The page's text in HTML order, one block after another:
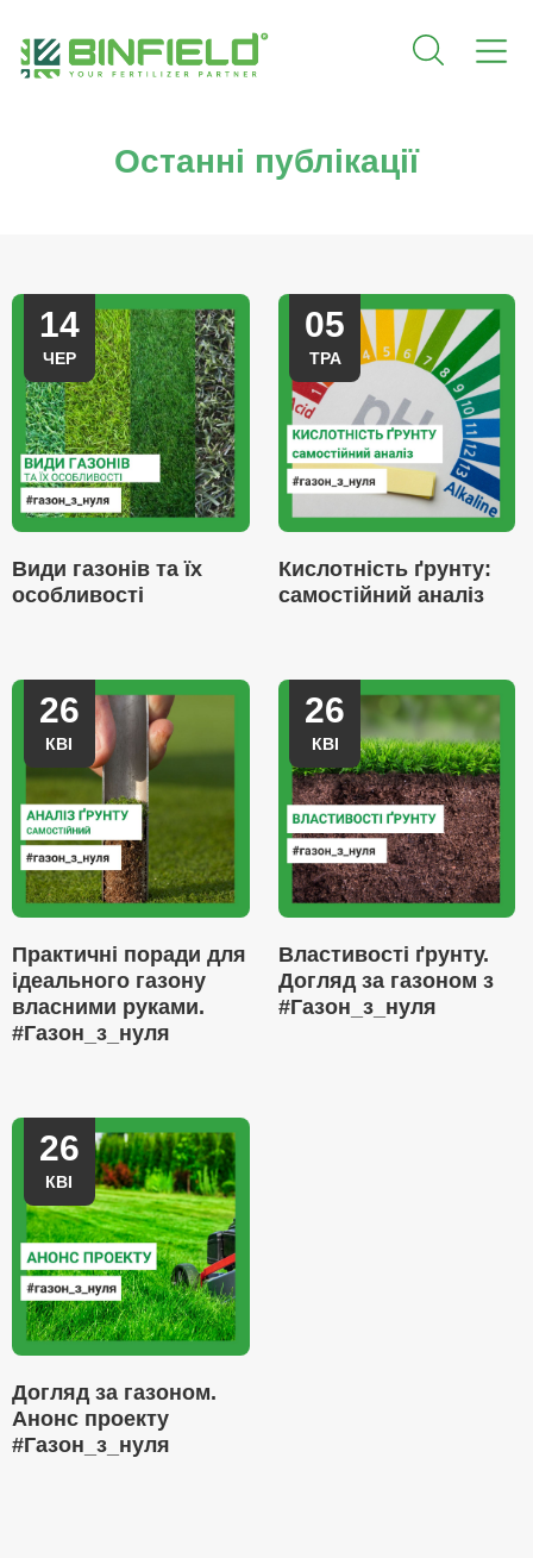
Останні публікації
14
ЧЕР
Види газонів та їх
особливості
05
ТРА
Кислотність ґрунту:
самостійний аналіз
26
КВІ
Практичні поради для
ідеального газону
власними руками.
#Газон_з_нуля
26
КВІ
Властивості ґрунту.
Догляд за газоном з
#Газон_з_нуля
26
КВІ
Догляд за газоном.
Анонс проекту
#Газон_з_нуля